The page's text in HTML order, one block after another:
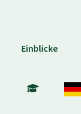
Einblicke